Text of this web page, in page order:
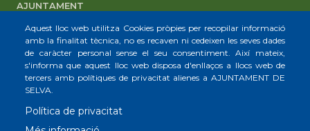
Aquest lloc web utilitza Cookies pròpies per recopilar informació
amb la finalitat tècnica, no es recaven ni cedeixen les seves dades
de caràcter personal sense el seu consentiment. Així mateix,
s'informa que aquest lloc web disposa d'enllaços a llocs web de
tercers amb polítiques de privacitat alienes a AJUNTAMENT DE
SELVA.
Política de privacitat
AJUNTAMENT
SELVA
CAIMARI
MOSCARI
BINIBONA